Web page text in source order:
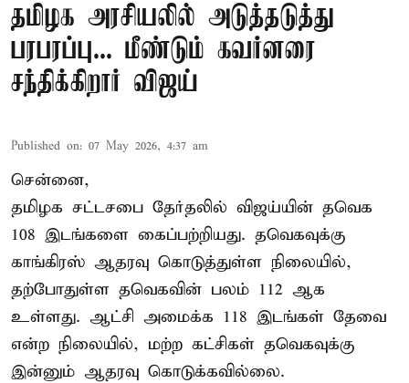
தமிழக அரசியலில் அடுத்தடுத்து
பரபரப்பு... மீண்டும் கவர்னரை
சந்திக்கிறார் விஜய்
Published on: 07 May 2026, 4:37 am
சென்னை,
தமிழக சட்டசபை தேர்தலில் விஜய்யின் தவெக
108 இடங்களை கைப்பற்றியது. தவெகவுக்கு
காங்கிரஸ் ஆதரவு கொடுத்துள்ள நிலையில்,
தற்போதுள்ள தவெகவின் பலம் 112 ஆக
உள்ளது. ஆட்சி அமைக்க 118 இடங்கள் தேவை
என்ற நிலையில், மற்ற கட்சிகள் தவெகவுக்கு
இன்னும் ஆதரவு கொடுக்கவில்லை.